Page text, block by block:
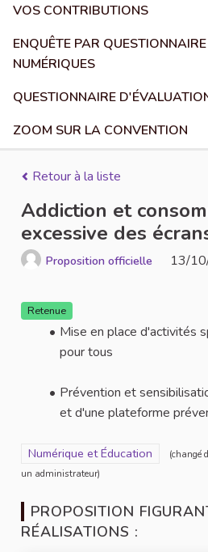
VOS CONTRIBUTIONS
ENQUÊTE PAR
NUMÉRIQUES
QUESTIONNAIRE
ZOOM SUR LA CONVENTION
Retour à la liste
Addiction et
excessive des
Proposition officielle 13/
Retenue
Mise en place d'activités
pour tous
Prévention et
et d'une plateforme
Filtrer les résultats pour le secteur
Numérique et Éducation (changé
un administrateur)
PROPOSITION
RÉALISATIONS :